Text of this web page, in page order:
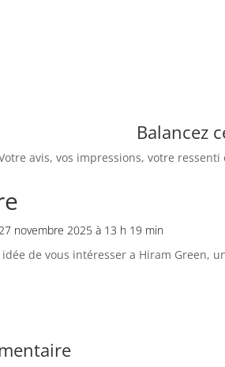
Balancez
avis, vos impressions, votre
novembre 2025 à 13 h 19 min
de vous intéresser a Hiram Green,